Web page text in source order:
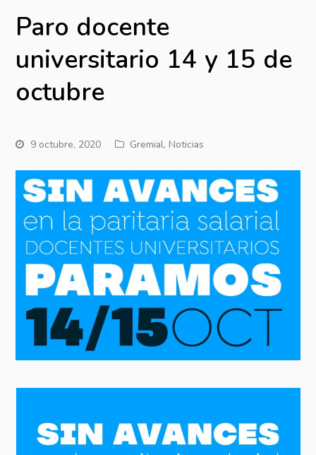
Paro docente
universitario 14 y 15 de
octubre
9 octubre, 2020 Gremial, Noticias